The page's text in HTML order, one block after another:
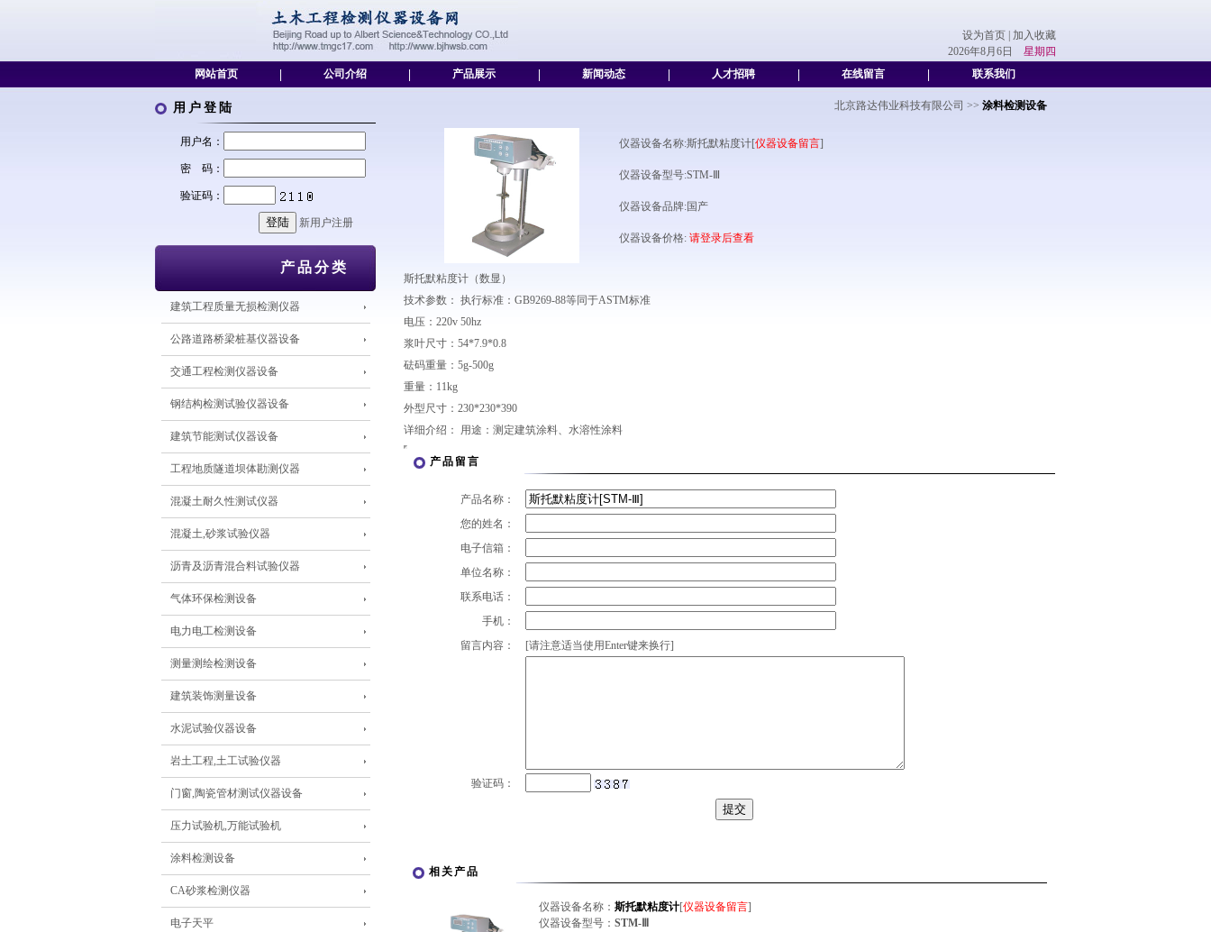
设为首页
加入收藏
2026年8月6日 星期四
网站首页
公司介绍 产品展示 新闻动态 人才招聘 在线留言 联系我们
用户登陆
用户名：
密 码：
验证码：
新用户注册
产品分类
建筑工程质量无损检测仪器
公路道路桥梁桩基仪器设备
交通工程检测仪器设备
钢结构检测试验仪器设备
建筑节能测试仪器设备
工程地质隧道坝体勘测仪器
混凝土耐久性测试仪器
混凝土,砂浆试验仪器
沥青及沥青混合料试验仪器
气体环保检测设备
电力电工检测设备
测量测绘检测设备
建筑装饰测量设备
水泥试验仪器设备
岩土工程,土工试验仪器
门窗,陶瓷管材测试仪器设备
压力试验机,万能试验机
涂料检测设备
CA砂浆检测仪器
电子天平
北京路达伟业科技有限公司 >> 涂料检测设备
仪器设备名称:斯托默粘度计[仪器设备留言]
仪器设备型号:STM-Ⅲ
仪器设备品牌:国产
仪器设备价格: 请登录后查看
斯托默粘度计（数显）
技术参数： 执行标准：GB9269-88等同于ASTM标准
电压：220v 50hz
浆叶尺寸：54*7.9*0.8
砝码重量：5g-500g
重量：11kg
外型尺寸：230*230*390
详细介绍： 用途：测定建筑涂料、水溶性涂料
产品留言
产品名称：
您的姓名：
电子信箱：
单位名称：
联系电话：
手机：
留言内容：
[请注意适当使用Enter键来换行]
验证码：
相关产品
仪器设备名称： 斯托默粘度计[仪器设备留言]
仪器设备型号： STM-Ⅲ